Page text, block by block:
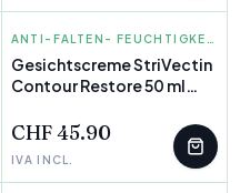
STRIVECTIN
WENIGE ÜBRIG
ANTI-FALTEN- FEUCHTIGKEITS CREMES
Gesichtscreme StriVectin
Contour Restore 50 ml
CHF 45.90
IVA INCL.